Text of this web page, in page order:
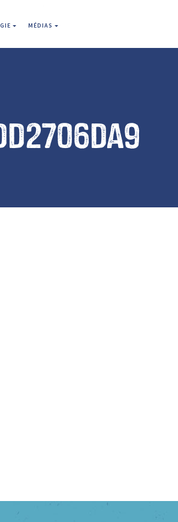
MÉDIAS